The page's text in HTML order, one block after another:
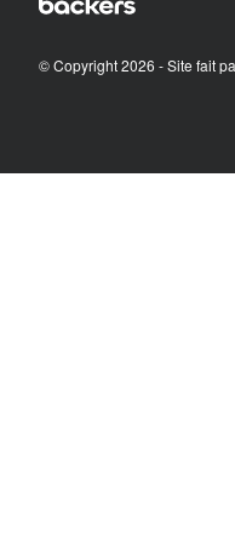
© Copyright 2026 - Site fait